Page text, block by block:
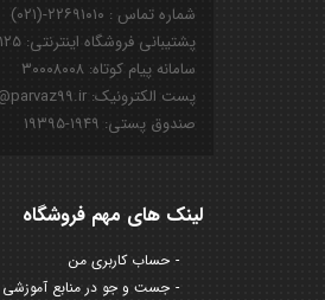
شماره تماس : ۲۲۶۹۱۰۱۰-(۰۲۱)
پشتیبانی فروشگاه اینترنتی: ۰۹۱۲۸۵۰۱۱۲۵
سامانه پیام کوتاه: ۳۰۰۰۸۰۰۸
پست الکترونیک: info@parvaz99.ir
صندوق پستی: ۱۹۴۹-۱۹۳۹۵
لینک های مهم فروشگاه
حساب کاربری من
جست و جو در منابع آموزشی